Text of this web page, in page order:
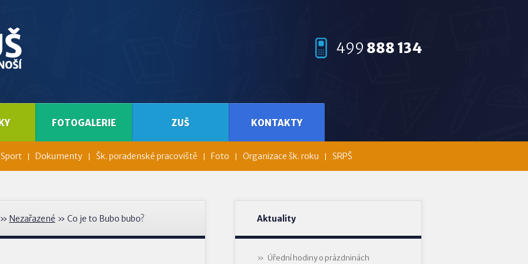
499 888 134
Sport Dokumenty Šk. poradenské pracoviště Foto Organizace šk. roku SRPŠ
FOTOGALERIE ZUŠ KONTAKTY
Nezařazené » Co je to Bubo bubo? Aktuality
Úřední hodiny o prázdninách